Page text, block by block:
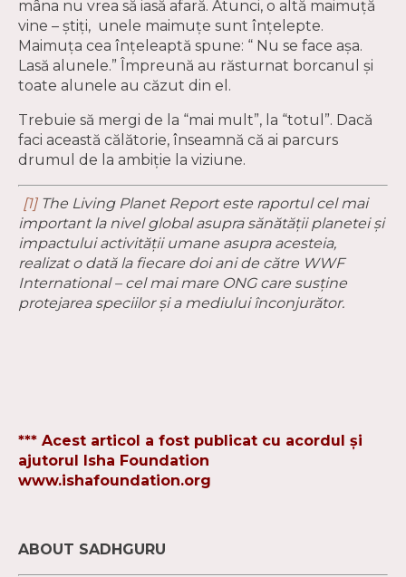
mâna nu vrea să iasă afară. Atunci, o altă maimuță
vine – știți, unele maimuțe sunt înțelepte.
Maimuța cea înțeleaptă spune: “ Nu se face așa.
Lasă alunele.” Împreună au răsturnat borcanul și
toate alunele au căzut din el.
Trebuie să mergi de la “mai mult”, la “totul”. Dacă
faci această călătorie, înseamnă că ai parcurs
drumul de la ambiție la viziune.
[1]The Living Planet Report este raportul cel mai
important la nivel global asupra sănătății planetei și
impactului activității umane asupra acesteia,
realizat o dată la fiecare doi ani de către WWF
International – cel mai mare ONG care susține
protejarea speciilor și a mediului înconjurător.
*** Acest articol a fost publicat cu acordul și
ajutorul Isha Foundation
www.ishafoundation.org
ABOUT SADHGURU